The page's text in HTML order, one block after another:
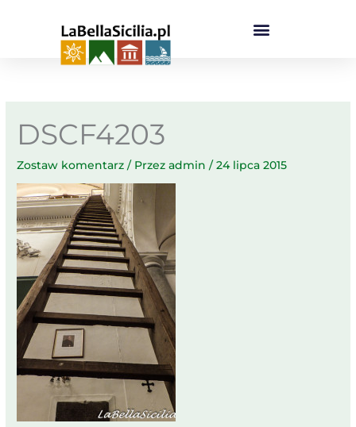
DSCF4203
Zostaw komentarz / Przezadmin/24 lipca 2015